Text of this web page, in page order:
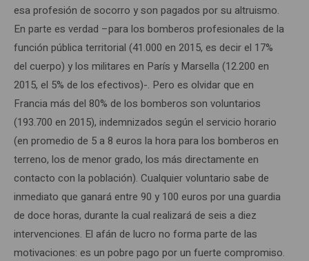
esa profesión de socorro y son pagados por su altruismo.
En parte es verdad –para los bomberos profesionales de la
función pública territorial (41.000 en 2015, es decir el 17%
del cuerpo) y los militares en París y Marsella (12.200 en
2015, el 5% de los efectivos)-. Pero es olvidar que en
Francia más del 80% de los bomberos son voluntarios
(193.700 en 2015), indemnizados según el servicio horario
(en promedio de 5 a 8 euros la hora para los bomberos en
terreno, los de menor grado, los más directamente en
contacto con la población). Cualquier voluntario sabe de
inmediato que ganará entre 90 y 100 euros por una guardia
de doce horas, durante la cual realizará de seis a diez
intervenciones. El afán de lucro no forma parte de las
motivaciones: es un pobre pago por un fuerte compromiso.